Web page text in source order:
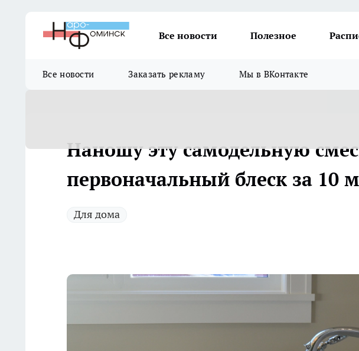
Все новости Полезное
Все новости Заказать рекламу Мы в ВКонтакте
Наношу эту самодельную
первоначальный блеск за 10
Для дома